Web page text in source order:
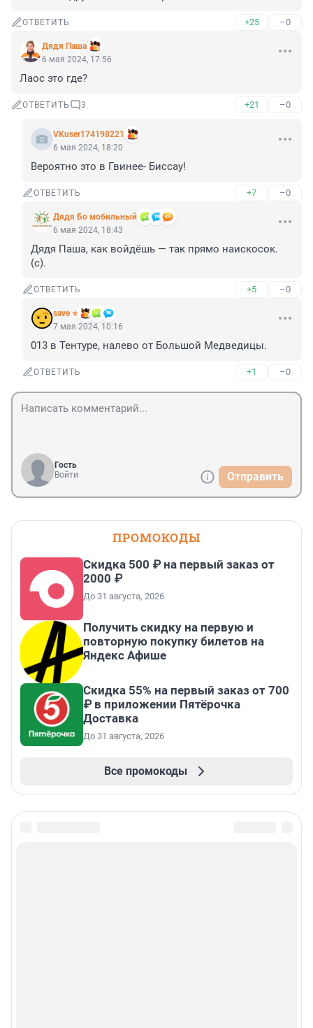
ОТВЕТИТЬ +25 –0
Дядя Паша
6 мая 2024, 17:56
Лаос это где?
ОТВЕТИТЬ 3 +21 –0
VKuser174198221
6 мая 2024, 18:20
Вероятно это в Гвинее- Биссау!
ОТВЕТИТЬ +7 –0
Дядя Бо мобильный
6 мая 2024, 18:43
Дядя Паша, как войдёшь — так прямо наискосок.
(с).
ОТВЕТИТЬ +5 –0
save ⭐
7 мая 2024, 10:16
013 в Тентуре, налево от Большой Медведицы.
ОТВЕТИТЬ +1 –0
Гость
Войти
Отправить
ПРОМОКОДЫ
Скидка 500 ₽ на первый заказ от
2000 ₽
До 31 августа, 2026
Получить скидку на первую и
повторную покупку билетов на
Яндекс Афише
Скидка 55% на первый заказ от 700
₽ в приложении Пятёрочка
Доставка
До 31 августа, 2026
Все промокоды